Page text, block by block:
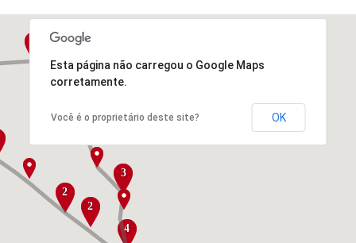
2
2
4
3
Esta página não carregou o Google Maps
corretamente.
Você é o proprietário deste site? OK